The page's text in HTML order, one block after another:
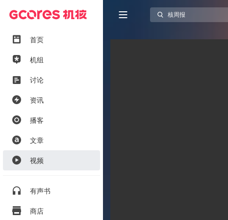
首页
机组
讨论
资讯
播客
文章
视频
有声书
商店